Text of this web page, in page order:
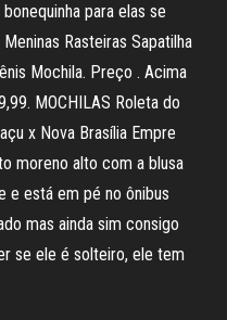
para elas se
Rasteiras Sapatilha
Mochila. Preço . Acima
MOCHILAS Roleta do
x Nova Brasília Empre
moreno alto com a blusa
e está em pé no ônibus
mas ainda sim consigo
se ele é solteiro, ele tem